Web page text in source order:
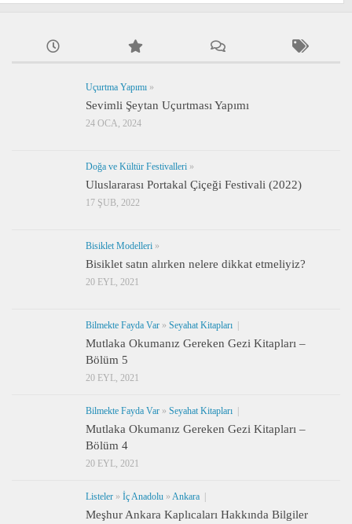
Uçurtma Yapımı »
Sevimli Şeytan Uçurtması Yapımı
24 OCA, 2024
Doğa ve Kültür Festivalleri »
Uluslararası Portakal Çiçeği Festivali (2022)
17 ŞUB, 2022
Bisiklet Modelleri »
Bisiklet satın alırken nelere dikkat etmeliyiz?
20 EYL, 2021
Bilmekte Fayda Var » Seyahat Kitapları
Mutlaka Okumanız Gereken Gezi Kitapları –
Bölüm 5
20 EYL, 2021
Bilmekte Fayda Var » Seyahat Kitapları
Mutlaka Okumanız Gereken Gezi Kitapları –
Bölüm 4
20 EYL, 2021
Listeler » İç Anadolu » Ankara
Meşhur Ankara Kaplıcaları Hakkında Bilgiler